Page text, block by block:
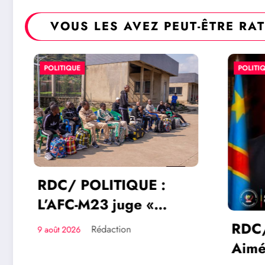
VOUS LES AVEZ PEUT-ÊTRE
POLITIQUE
RDC/ POLITIQUE :
L’AFC-M23 juge «
insignifiante » la
9 août 2026 Rédaction
POLITIQUE